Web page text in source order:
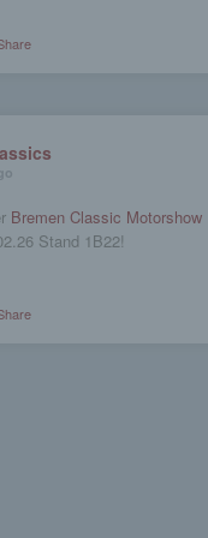
Bremen Classic Motorshow
Stand 1B22!